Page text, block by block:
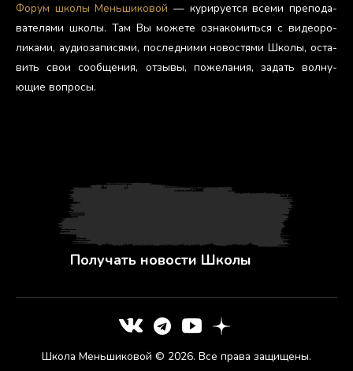
Фо­рум шко­лы Мень­ши­ковой — ку­риру­ет­ся все­ми пре­пода­
вате­лями шко­лы. Там Вы мо­жете оз­на­комить­ся с ви­де­оро­
лика­ми, а­уди­оза­пися­ми, пос­ледни­ми но­вос­тя­ми Шко­лы, ос­та­
вить свои со­об­ще­ния, от­зы­вы, по­жела­ния, за­дать вол­ну­
ющие воп­ро­сы.
Получать новости Школы
Школа Меньшиковой © 2026. Все права защищены.